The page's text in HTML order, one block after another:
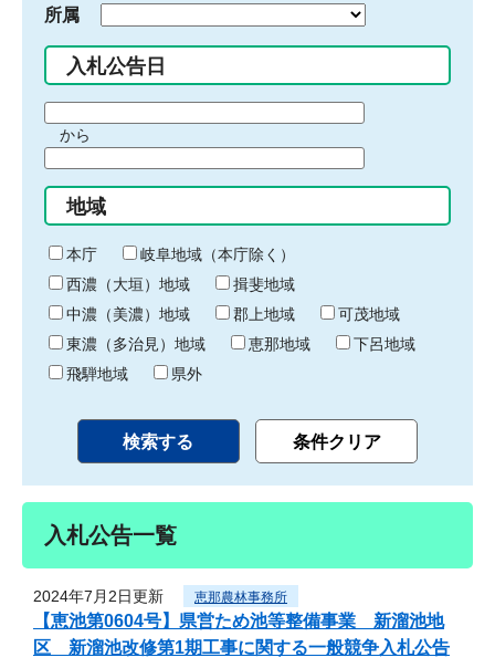
所属
入札公告日
間
始
り
から
間
終
わ
り
地域
本庁
岐阜地域（本庁除く）
西濃（大垣）地域
揖斐地域
中濃（美濃）地域
郡上地域
可茂地域
東濃（多治見）地域
恵那地域
下呂地域
飛騨地域
県外
入札公告一覧
2024年7月2日更新 恵那農林事務所
【恵池第0604号】県営ため池等整備事業 新溜池地
区 新溜池改修第1期工事に関する一般競争入札公告